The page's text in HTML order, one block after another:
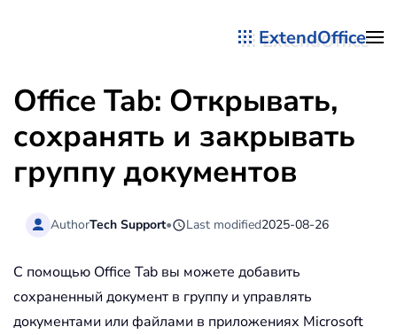
ExtendOffice
Office Tab: Открывать,
сохранять и закрывать
группу документов
AuthorTech Support• Last modified2025-08-26
С помощью Office Tab вы можете добавить
сохраненный документ в группу и управлять
документами или файлами в приложениях Microsoft